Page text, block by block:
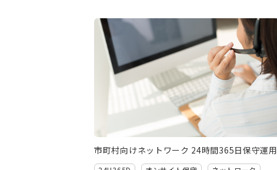
市町村向けネットワーク 24時間365日保守運用